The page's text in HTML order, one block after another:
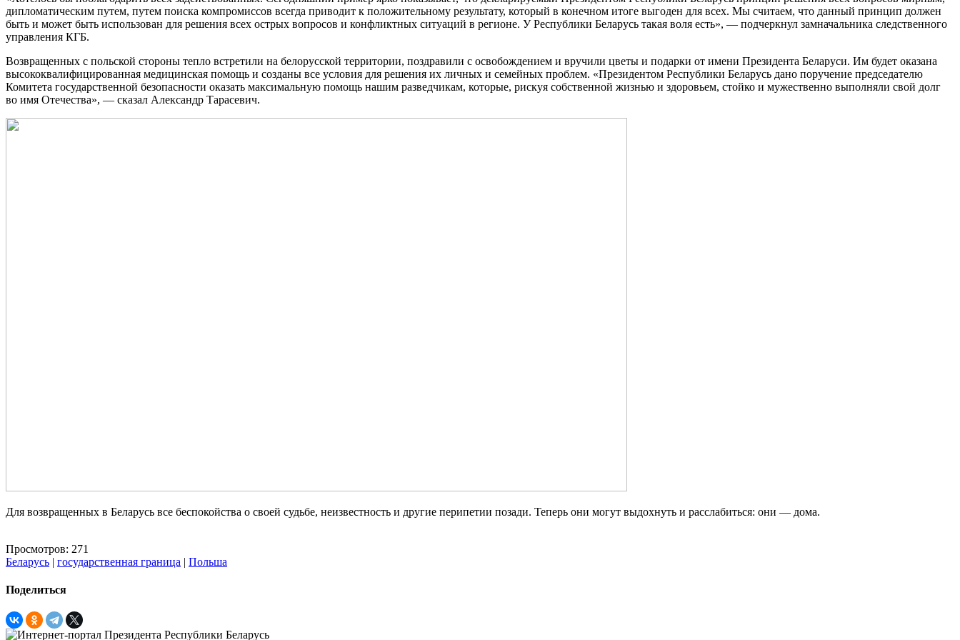
дипломатическим путем, путем поиска компромиссов всегда приводит к положительному результату, который в конечном итоге выгоден для всех. Мы считаем, что данный принцип должен
быть и может быть использован для решения всех острых вопросов и конфликтных ситуаций в регионе. У Республики Беларусь такая воля есть», — подчеркнул замначальника следственного
управления КГБ.
Возвращенных с польской стороны тепло встретили на белорусской территории, поздравили с освобождением и вручили цветы и подарки от имени Президента Беларуси. Им будет оказана
высококвалифицированная медицинская помощь и созданы все условия для решения их личных и семейных проблем. «Президентом Республики Беларусь дано поручение председателю
Комитета государственной безопасности оказать максимальную помощь нашим разведчикам, которые, рискуя собственной жизнью и здоровьем, стойко и мужественно выполняли свой долг
во имя Отечества», — сказал Александр Тарасевич.
Для возвращенных в Беларусь все беспокойства о своей судьбе, неизвестность и другие перипетии позади. Теперь они могут выдохнуть и расслабиться: они — дома.
Просмотров: 271
Беларусь | государственная граница | Польша
Поделиться